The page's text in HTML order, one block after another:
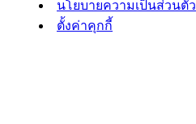
นโยบายความเป็นส่วนตัว
ตั้งค่าคุกกี้